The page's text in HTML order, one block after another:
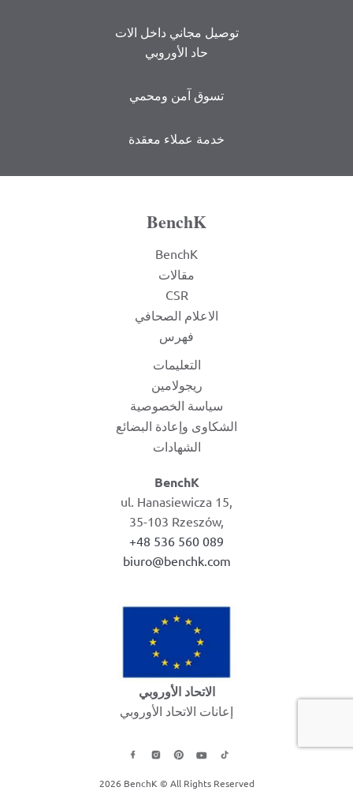
توصيل مجاني داخل الات
حاد الأوروبي
تسوق آمن ومحمي
خدمة عملاء معقدة
BenchK
BenchK
مقالات
CSR
الاعلام الصحافي
فهرس
التعليمات
ريجولامين
سياسة الخصوصية
الشكاوى وإعادة البضائع
الشهادات
BenchK
ul. Hanasiewicza 15,
35-103 Rzeszów,
+48 536 560 089
biuro@benchk.com
الاتحاد الأوروبي
إعانات الاتحاد الأوروبي
2026 BenchK © All Rights Reserved